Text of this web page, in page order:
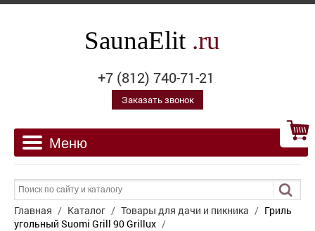
SaunaElit .ru
+7 (812) 740-71-21
Заказать звонок
Главная / Каталог / Товары для дачи и пикника / Гриль
угольный Suomi Grill 90 Grillux /